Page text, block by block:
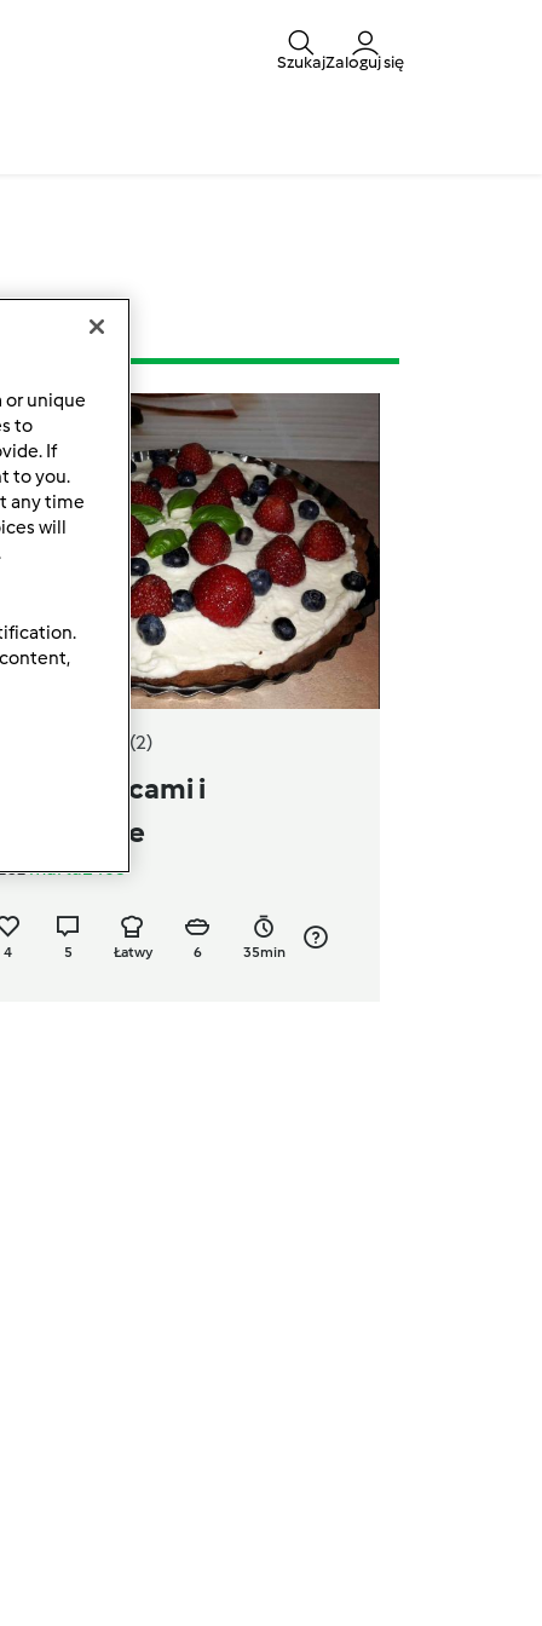
SzukajZaloguj się
(2)
z owocami i
marta1405
4 5 Łatwy 6 35min
or unique
to
If
to you.
any time
will